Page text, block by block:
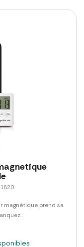
magnétique prend sa